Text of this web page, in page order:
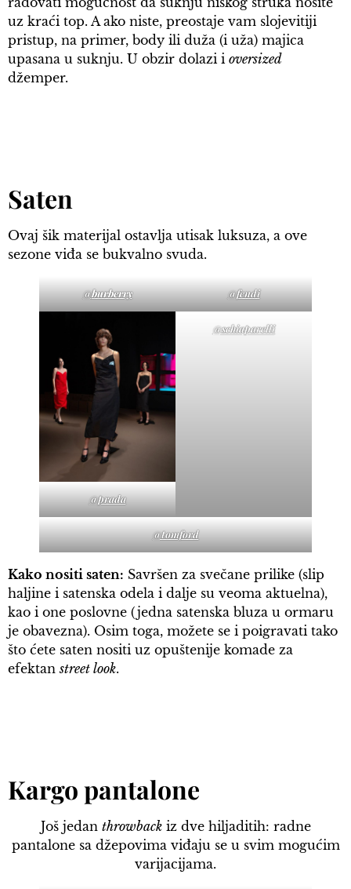
uz kraći top. A ako niste, preostaje vam slojevitiji
pristup, na primer, body ili duža (i uža) majica
upasana u suknju. U obzir dolazi i oversized
džemper.
Saten
Ovaj šik materijal ostavlja utisak luksuza, a ove
sezone viđa se bukvalno svuda.
@burberry @fendi
@prada
@schiaparelli
@tomford
Kako nositi saten: Savršen za svečane prilike (slip
haljine i satenska odela i dalje su veoma aktuelna),
kao i one poslovne (jedna satenska bluza u ormaru
je obavezna). Osim toga, možete se i poigravati tako
što ćete saten nositi uz opuštenije komade za
efektanstreet look.
Kargo pantalone
Još jedan throwbackiz dve hiljaditih: radne
pantalone sa džepovima viđaju se u svim mogućim
varijacijama.